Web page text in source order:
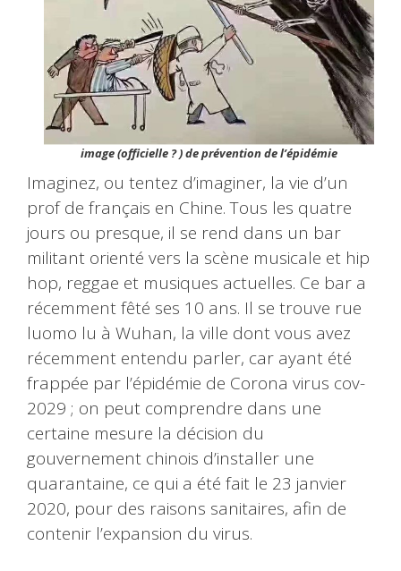
image (officielle ? ) de prévention de l’épidémie
Imaginez, ou tentez d’imaginer, la vie d’un
prof de français en Chine. Tous les quatre
jours ou presque, il se rend dans un bar
militant orienté vers la scène musicale et hip
hop, reggae et musiques actuelles. Ce bar a
récemment fêté ses 10 ans. Il se trouve rue
luomo lu à Wuhan, la ville dont vous avez
récemment entendu parler, car ayant été
frappée par l’épidémie de Corona virus cov-
2029 ; on peut comprendre dans une
certaine mesure la décision du
gouvernement chinois d’installer une
quarantaine, ce qui a été fait le 23 janvier
2020, pour des raisons sanitaires, afin de
contenir l’expansion du virus.